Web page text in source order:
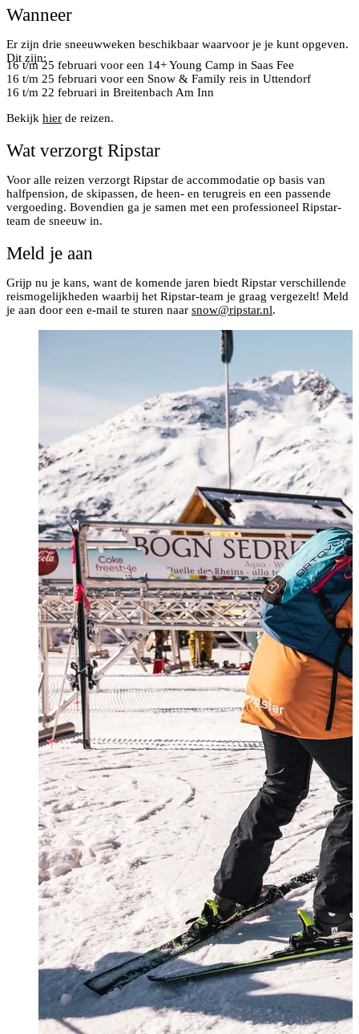
Wanneer
Er zijn drie sneeuwweken beschikbaar waarvoor je je kunt opgeven.
Dit zijn:
16 t/m 25 februari voor een 14+ Young Camp in Saas Fee
16 t/m 25 februari voor een Snow & Family reis in Uttendorf
16 t/m 22 februari in Breitenbach Am Inn
Bekijk hier de reizen.
Wat verzorgt Ripstar
Voor alle reizen verzorgt Ripstar de accommodatie op basis van
halfpension, de skipassen, de heen- en terugreis en een passende
vergoeding. Bovendien ga je samen met een professioneel Ripstar-
team de sneeuw in.
Meld je aan
Grijp nu je kans, want de komende jaren biedt Ripstar verschillende
reismogelijkheden waarbij het Ripstar-team je graag vergezelt! Meld
je aan door een e-mail te sturen naar snow@ripstar.nl.